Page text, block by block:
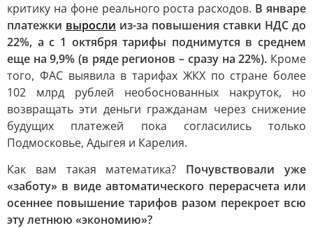
критику на фоне реального роста расходов. В январе
платежки выросли из-за повышения ставки НДС до
22%, а с 1 октября тарифы поднимутся в среднем
еще на 9,9% (в ряде регионов – сразу на 22%). Кроме
того, ФАС выявила в тарифах ЖКХ по стране более
102 млрд рублей необоснованных накруток, но
возвращать эти деньги гражданам через снижение
будущих платежей пока согласились только
Подмосковье, Адыгея и Карелия.
Как вам такая математика? Почувствовали уже
«заботу» в виде автоматического перерасчета или
осеннее повышение тарифов разом перекроет всю
эту летнюю «экономию»?